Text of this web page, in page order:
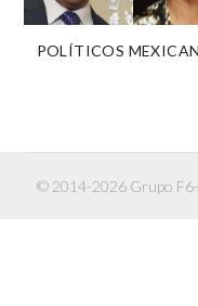
POLÍTICOS
© 2014-2026 Grupo F6-